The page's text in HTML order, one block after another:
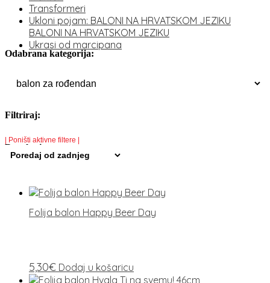
Transformeri
Ukloni pojam: BALONI NA HRVATSKOM JEZIKU
BALONI NA HRVATSKOM JEZIKU
Ukrasi od marcipana
Odabrana kategorija:
Filtriraj:
| Poništi aktivne filtere |
Rezultati:
Folija balon Happy Beer Day
5,30€ Dodaj u košaricu